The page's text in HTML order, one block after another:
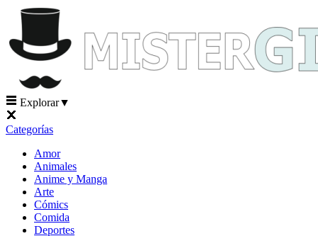
Explorar▼
Categorías
Amor
Animales
Anime y Manga
Arte
Cómics
Comida
Deportes